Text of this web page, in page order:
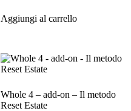
Aggiungi al carrello
Whole 4 – add-on – Il metodo
Reset Estate